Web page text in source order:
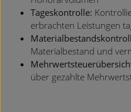
Tageskontrolle:
erbrachten Leistungen
Materialbestand und
über gezahlte